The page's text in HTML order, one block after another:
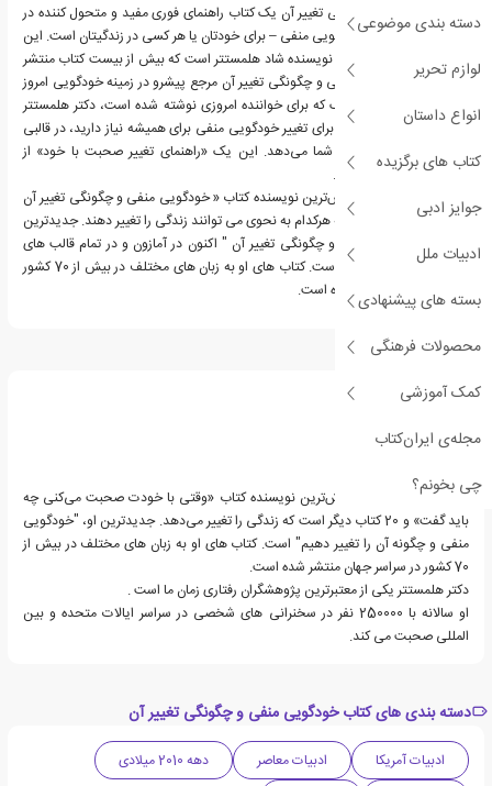
دسته بندی موضوعی
لوازم تحریر
انواع داستان
کتاب های برگزیده
جوایز ادبی
ادبیات ملل
بسته های پیشنهادی
محصولات فرهنگی
کمک آموزشی
مجله‌ی ایران‌کتاب
چی بخونم؟
خودگویی منفی و چگونگی تغییر آن یک کتاب راهنمای فوری مفید و متحول کننده در
مورد نحوه برخورد با خودگویی منفی – برای خودتان یا هر کسی در زندگیتان است. این
کتاب پرفروش ترین کتاب نویسنده شاد هلمستتر است که بیش از بیست کتاب منتشر
کرده است. خودگویی منفی و چگونگی تغییر آن مرجع پیشرو در زمینه خودگویی امروز
است. در این کتاب کوچک که برای خواننده امروزی نوشته شده است، دکتر هلمستتر
همه اطلاعات مهمی را که برای تغییر خودگویی منفی برای همیشه نیاز دارید، در قالبی
کوتاه، آسان و فشرده به شما می‌دهد. این یک «راهنمای تغییر صحبت با خود» از
موسسه Self-Talk است.
دکتر شاد هلمستتر پرفروش‌ترین نویسنده کتاب « خودگویی منفی و چگونگی تغییر آن
» و 20 کتاب دیگر است که هرکدام به نحوی می توانند زندگی را تغییر دهند. جدیدترین
اثر او، " خودگویی منفی و چگونگی تغییر آن " اکنون در آمازون و در تمام قالب های
کتاب الکترونیکی موجود است. کتاب های او به زبان های مختلف در بیش از 70 کشور
در سراسر جهان منتشر شده است.
درباره شاد هلمستتر
دکتر شاد هلمستتر پرفروش‌ترین نویسنده کتاب «وقتی با خودت صحبت می‌کنی چه
باید گفت» و 20 کتاب دیگر است که زندگی را تغییر می‌دهد. جدیدترین او، "خودگویی
منفی و چگونه آن را تغییر دهیم" است. کتاب های او به زبان های مختلف در بیش از
70 کشور در سراسر جهان منتشر شده است.
دکتر هلمستتر یکی از معتبرترین پژوهشگران رفتاری زمان ما است .
او سالانه با 250000 نفر در سخنرانی های شخصی در سراسر ایالات متحده و بین
المللی صحبت می کند.
دسته بندی های کتاب خودگویی منفی و چگونگی تغییر آن
ادبیات آمریکا ادبیات معاصر
دهه 2010 میلادی